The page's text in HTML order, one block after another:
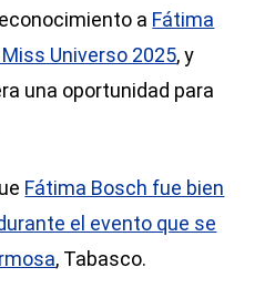
a Fátima
Universo 2025, y
una oportunidad para
Fátima Bosch fue bien
el evento que se
, Tabasco.